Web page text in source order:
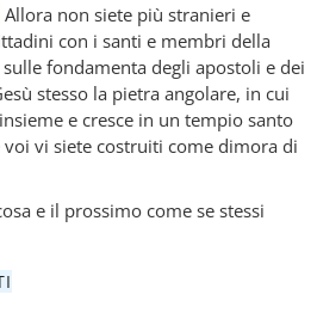
Allora non siete più stranieri e
con i santi e membri della
fondamenta degli apostoli e dei
stesso la pietra angolare, in cui
e cresce in un tempio santo
voi vi siete costruiti come dimora di
e il prossimo come se stessi